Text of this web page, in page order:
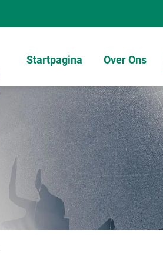
Startpagina Over Ons